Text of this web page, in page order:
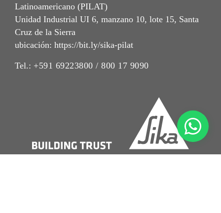
Latinoamericano (PILAT)
Unidad Industrial UI 6, manzano 10, lote 15, Santa
Cruz de la Sierra
ubicación: https://bit.ly/sika-pilat
Tel.: +591 69223800 / 800 17 9090